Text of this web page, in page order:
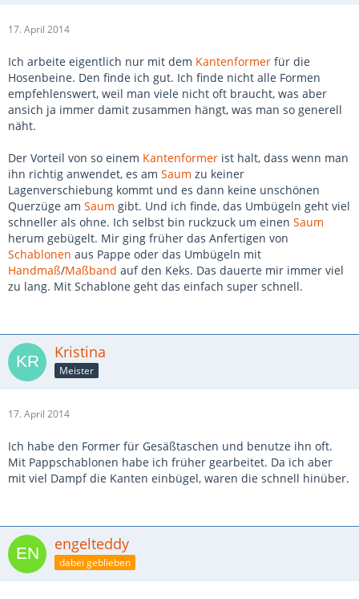
17. April 2014
Ich arbeite eigentlich nur mit dem Kantenformer für die
Hosenbeine. Den finde ich gut. Ich finde nicht alle Formen
empfehlenswert, weil man viele nicht oft braucht, was aber
ansich ja immer damit zusammen hängt, was man so generell
näht.
Der Vorteil von so einem Kantenformer ist halt, dass wenn man
ihn richtig anwendet, es am Saum zu keiner
Lagenverschiebung kommt und es dann keine unschönen
Querzüge am Saum gibt. Und ich finde, das Umbügeln geht viel
schneller als ohne. Ich selbst bin ruckzuck um einen Saum
herum gebügelt. Mir ging früher das Anfertigen von
Schablonen aus Pappe oder das Umbügeln mit
Handmaß/Maßband auf den Keks. Das dauerte mir immer viel
zu lang. Mit Schablone geht das einfach super schnell.
Kristina
Meister
17. April 2014
Ich habe den Former für Gesäßtaschen und benutze ihn oft.
Mit Pappschablonen habe ich früher gearbeitet. Da ich aber
mit viel Dampf die Kanten einbügel, waren die schnell hinüber.
engelteddy
dabei geblieben